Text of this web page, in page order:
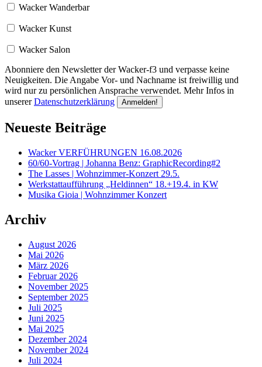
Wacker Wanderbar
Wacker Kunst
Wacker Salon
Abonniere den Newsletter der Wacker-f3 und verpasse keine
Neuigkeiten. Die Angabe Vor- und Nachname ist freiwillig und
wird nur zu persönlichen Ansprache verwendet. Mehr Infos in
unsererDatenschutzerklärung
Neueste Beiträge
Wacker VERFÜHRUNGEN 16.08.2026
60/60-Vortrag | Johanna Benz: GraphicRecording#2
The Lasses | Wohnzimmer-Konzert 29.5.
Werkstattaufführung „Heldinnen“ 18.+19.4. in KW
Musika Gioia | Wohnzimmer Konzert
Archiv
August 2026
Mai 2026
März 2026
Februar 2026
November 2025
September 2025
Juli 2025
Juni 2025
Mai 2025
Dezember 2024
November 2024
Juli 2024